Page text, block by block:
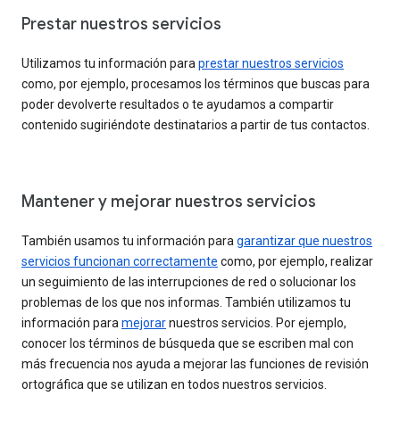
Prestar nuestros servicios
Utilizamos tu información para prestar nuestros servicios
como, por ejemplo, procesamos los términos que buscas para
poder devolverte resultados o te ayudamos a compartir
contenido sugiriéndote destinatarios a partir de tus contactos.
Mantener y mejorar nuestros servicios
También usamos tu información para garantizar que nuestros
servicios funcionan correctamente como, por ejemplo, realizar
un seguimiento de las interrupciones de red o solucionar los
problemas de los que nos informas. También utilizamos tu
información para mejorarnuestros servicios. Por ejemplo,
conocer los términos de búsqueda que se escriben mal con
más frecuencia nos ayuda a mejorar las funciones de revisión
ortográfica que se utilizan en todos nuestros servicios.